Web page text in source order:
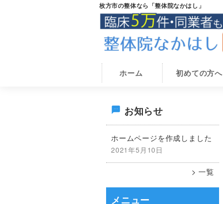
枚方市の整体なら「整体院なかはし」
枚
方
市
枚
方
腰・
膝・
ホーム 初めての方へ
最
初
の
サ
お知らせ
ホームページを作成しました
2021年5月10日
一覧
メニュー